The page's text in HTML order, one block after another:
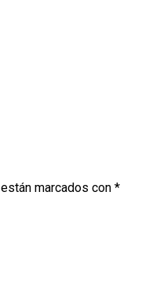
marcados con *